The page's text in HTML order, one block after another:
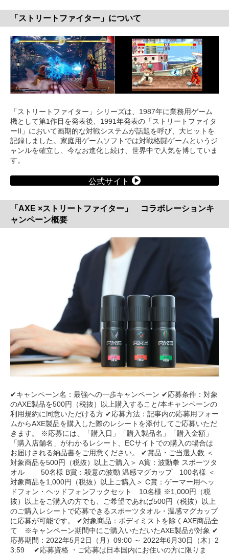
「ストリートファイター」について
「ストリートファイター」シリーズは、1987年に業務用ゲーム
機として第1作目を発表後、1991年発表の「ストリートファイタ
ーII」において画期的な対戦システムが話題を呼び、大ヒットを
記録しました。家庭用ゲームソフトでは対戦格闘ゲームというジ
ャンルを確立し、今なお進化し続け、世界中で人気を博していま
す。
公式サイト
「AXE ×ストリートファイター」 コラボレーションキ
ャンペーン概要
✔︎キャンペーン名：最強への一歩キャンペーン ✔︎応募条件：対象
のAXE製品を500円（税抜）以上購入すること/本キャンペーンの
利用規約に同意いただける方 ✔︎応募方法：記事内の応募用フォー
ムからAXE製品を購入した際のレシートを添付してご応募いただ
きます。 ※応募には、「購入日」「購入製品名」「購入金額」
「購入店舗名」がわかるレシート、ECサイトでの購入の場合は
お届けされる納品書をご用意ください。 ✔︎賞品・ご当選人数 ＜
対象商品を500円（税抜）以上ご購入＞ A賞：波動拳 スポーツタ
オル 50名様 B賞：殺意の波動 温感マグカップ 100名様 ＜
対象商品を1,000円（税抜）以上ご購入＞ C賞：ゲーマー用ヘッ
ドフォン・ヘッドフォンフックセット 10名様 ※1,000円（税
抜）以上をご購入の方でも、ご希望であれば500円（税抜）以上
のご購入レシートで応募できるスポーツタオル・温感マグカップ
に応募が可能です。 ✔︎対象商品：ボディミストを除くAXE商品全
て ※キャンペーン期間中にご購入いただいたAXE製品が対象 ✔︎
応募期間：2022年5月2日（月）09:00 ～ 2022年6月30日（木）2
3:59 ✔︎応募資格 ・ご応募は日本国内にお住いの方に限りま